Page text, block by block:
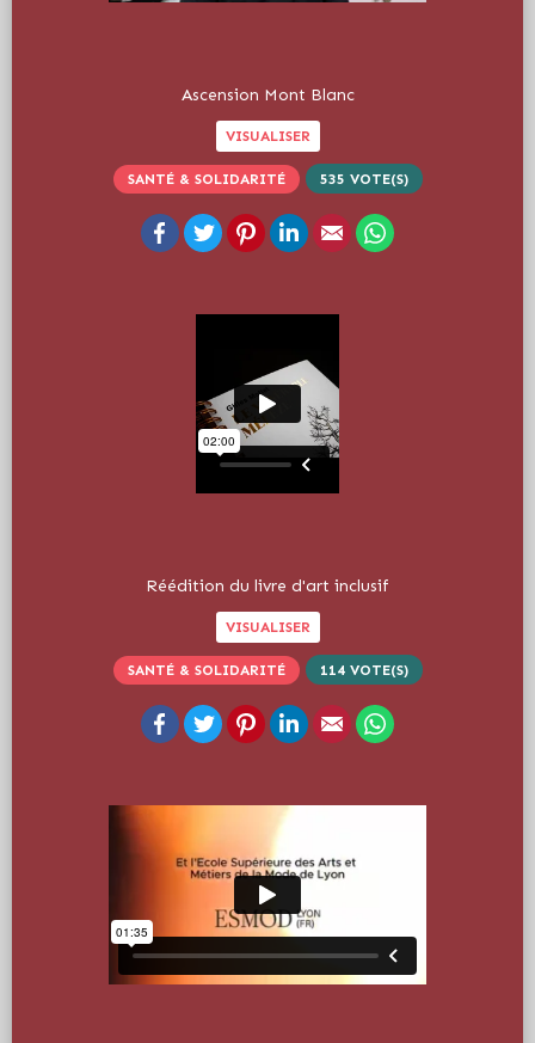
Ascension Mont Blanc
VISUALISER
SANTÉ & SOLIDARITÉ 535 VOTE(S)
FacebookTwitter PinterestLinkedInEmail
Réédition du livre d'art inclusif
VISUALISER
SANTÉ & SOLIDARITÉ 114VOTE(S)
FacebookTwitter PinterestLinkedInEmail